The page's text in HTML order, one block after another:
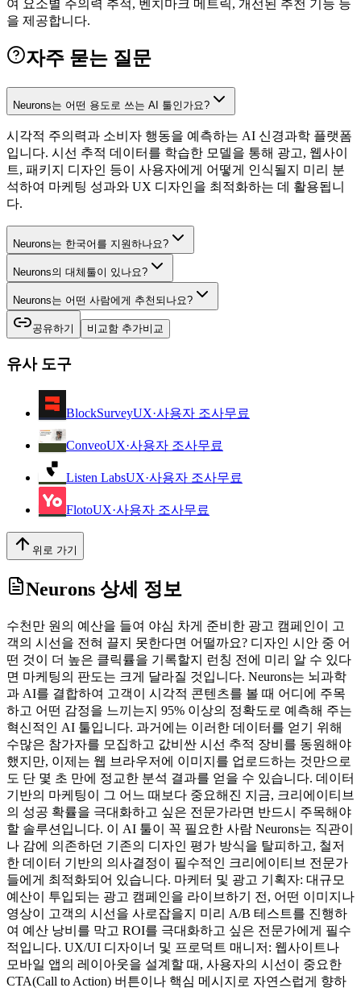
여 요소별 주의력 추적, 벤치마크 메트릭, 개선된 추천 기능 등
을 제공합니다.
자주 묻는 질문
Neurons는 어떤 용도로 쓰는 AI 툴인가요?
시각적 주의력과 소비자 행동을 예측하는 AI 신경과학 플랫폼
입니다. 시선 추적 데이터를 학습한 모델을 통해 광고, 웹사이
트, 패키지 디자인 등이 사용자에게 어떻게 인식될지 미리 분
석하여 마케팅 성과와 UX 디자인을 최적화하는 데 활용됩니
다.
Neurons는 한국어를 지원하나요?
Neurons의 대체툴이 있나요?
Neurons는 어떤 사람에게 추천되나요?
공유하기 비교함 추가비교
유사 도구
BlockSurveyUX·사용자 조사무료
ConveoUX·사용자 조사무료
Listen LabsUX·사용자 조사무료
FlotoUX·사용자 조사무료
위로 가기
Neurons 상세 정보
수천만 원의 예산을 들여 야심 차게 준비한 광고 캠페인이 고
객의 시선을 전혀 끌지 못한다면 어떨까요? 디자인 시안 중 어
떤 것이 더 높은 클릭률을 기록할지 런칭 전에 미리 알 수 있다
면 마케팅의 판도는 크게 달라질 것입니다. Neurons는 뇌과학
과 AI를 결합하여 고객이 시각적 콘텐츠를 볼 때 어디에 주목
하고 어떤 감정을 느끼는지 95% 이상의 정확도로 예측해 주는
혁신적인 AI 툴입니다. 과거에는 이러한 데이터를 얻기 위해
수많은 참가자를 모집하고 값비싼 시선 추적 장비를 동원해야
했지만, 이제는 웹 브라우저에 이미지를 업로드하는 것만으로
도 단 몇 초 만에 정교한 분석 결과를 얻을 수 있습니다. 데이터
기반의 마케팅이 그 어느 때보다 중요해진 지금, 크리에이티브
의 성공 확률을 극대화하고 싶은 전문가라면 반드시 주목해야
할 솔루션입니다. 이 AI 툴이 꼭 필요한 사람 Neurons는 직관이
나 감에 의존하던 기존의 디자인 평가 방식을 탈피하고, 철저
한 데이터 기반의 의사결정이 필수적인 크리에이티브 전문가
들에게 최적화되어 있습니다. 마케터 및 광고 기획자: 대규모
예산이 투입되는 광고 캠페인을 라이브하기 전, 어떤 이미지나
영상이 고객의 시선을 사로잡을지 미리 A/B 테스트를 진행하
여 예산 낭비를 막고 ROI를 극대화하고 싶은 전문가에게 필수
적입니다. UX/UI 디자이너 및 프로덕트 매니저: 웹사이트나
모바일 앱의 레이아웃을 설계할 때, 사용자의 시선이 중요한
CTA(Call to Action) 버튼이나 핵심 메시지로 자연스럽게 향하